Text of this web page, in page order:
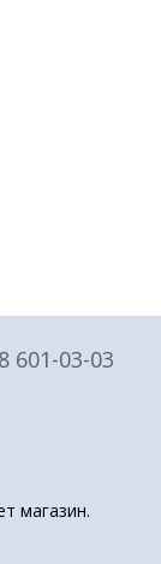
601-03-03
магазин.